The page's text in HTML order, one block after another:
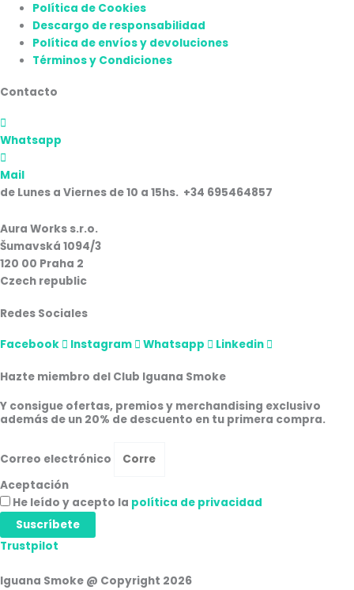
Política de Cookies
Descargo de responsabilidad
Política de envíos y devoluciones
Términos y Condiciones
Contacto
Whatsapp
Mail
de Lunes a Viernes de 10 a 15hs. +34 695464857
Aura Works s.r.o.
Šumavská 1094/3
120 00 Praha 2
Czech republic
Redes Sociales
Facebook Instagram Whatsapp Linkedin
Hazte miembro del Club Iguana Smoke
Y consigue ofertas, premios y merchandising exclusivo
además de un 20% de descuento en tu primera compra.
Correo electrónico
Aceptación
He leído y acepto la política de privacidad
Suscríbete
Trustpilot
Iguana Smoke @ Copyright 2026